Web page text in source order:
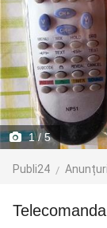
1/ 5
Publi24 Anunțuri